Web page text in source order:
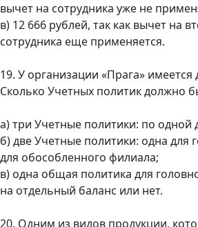
вычет на сотрудника уже не
в) 12 666 рублей, так как вычет на
сотрудника еще применяется.
19. У организации «Прага»
Сколько Учетных политик должно
а) три Учетные политики: по одной
б) две Учетные политики: одна для
для обособленного филиала;
в) одна общая политика для
на отдельный баланс или нет.
20. Одним из видов продукции,